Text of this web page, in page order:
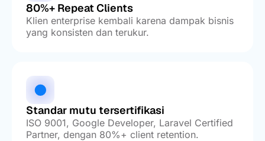
80%+ Repeat Clients
Klien enterprise kembali karena dampak bisnis
yang konsisten dan terukur.
Standar mutu tersertifikasi
ISO 9001, Google Developer, Laravel Certified
Partner, dengan 80%+ client retention.